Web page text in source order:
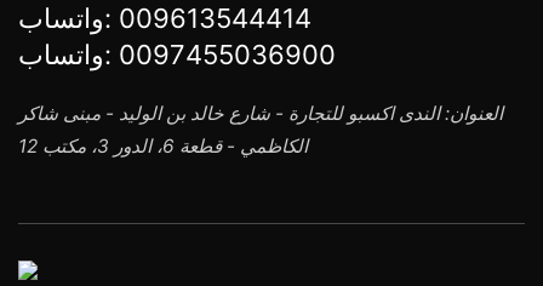
واتساب: 009613544414
واتساب: 0097455036900
العنوان: الندى اكسبو للتجارة - شارع خالد بن الوليد - مبنى شاكر
الكاظمي - قطعة 6، الدور 3، مكتب 12